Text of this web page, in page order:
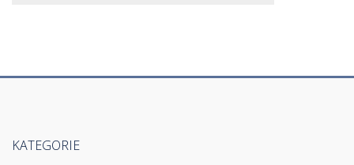
KATEGORIE